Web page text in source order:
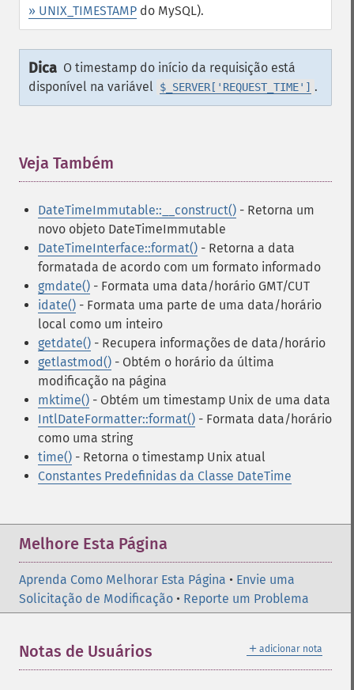
» UNIX_TIMESTAMP do MySQL).
Dica O timestamp do início da requisição está
disponível na variável $_SERVER['REQUEST_TIME'] .
Veja Também
DateTimeImmutable::__construct() - Retorna um
novo objeto DateTimeImmutable
DateTimeInterface::format() - Retorna a data
formatada de acordo com um formato informado
gmdate() - Formata uma data/horário GMT/CUT
idate() - Formata uma parte de uma data/horário
local como um inteiro
getdate() - Recupera informações de data/horário
getlastmod() - Obtém o horário da última
modificação na página
mktime() - Obtém um timestamp Unix de uma data
IntlDateFormatter::format() - Formata data/horário
como uma string
time() - Retorna o timestamp Unix atual
Constantes Predefinidas da Classe DateTime
Melhore Esta Página
Aprenda Como Melhorar Esta Página • Envie uma
Solicitação de Modificação • Reporte um Problema
＋ adicionar nota
Notas de Usuários